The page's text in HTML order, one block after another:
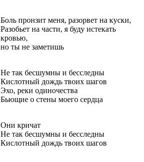
Боль пронзит меня, разорвет на куски,
Разобьет на части, я буду истекать
кровью,
но ты не заметишь
Не так бесшумны и бесследны
Кислотный дождь твоих шагов
Эхо, реки одиночества
Бьющие о стены моего сердца
Они кричат
Не так бесшумны и бесследны
Кислотный дождь твоих шагов